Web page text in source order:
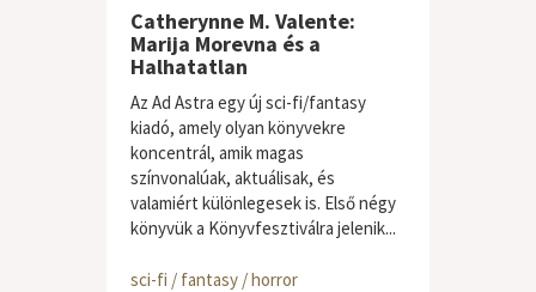
Catherynne M. Valente:
Marija Morevna és a
Halhatatlan
Az Ad Astra egy új sci-fi/fantasy
kiadó, amely olyan könyvekre
koncentrál, amik magas
színvonalúak, aktuálisak, és
valamiért különlegesek is. Első négy
könyvük a Könyvfesztiválra jelenik...
sci-fi / fantasy / horror